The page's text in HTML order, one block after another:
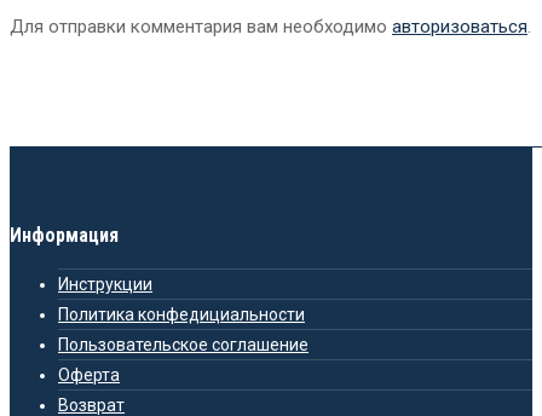
Для отправки комментария вам необходимо авторизоваться.
Информация
Инструкции
Политика конфедициальности
Пользовательское соглашение
Оферта
Возврат